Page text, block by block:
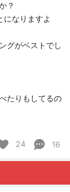
？
になりますよ
グがベストでし
たりもしてるの
24
16